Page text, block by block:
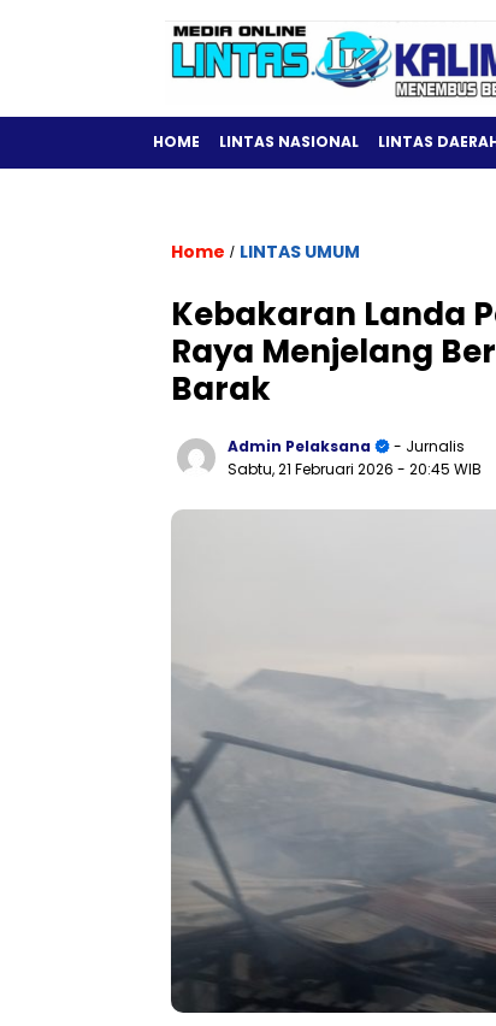
HOME LINTAS NASIONAL LINTAS
Home / LINTAS UMUM
Kebakaran Landa
Raya Menjelang
Barak
Admin Pelaksana
- Jurnalis
Sabtu, 21 Februari 2026 - 20:45 WIB